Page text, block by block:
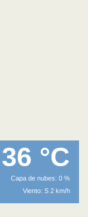
36 °C
Capa de nubes: 0 %
Viento: S 2 km/h